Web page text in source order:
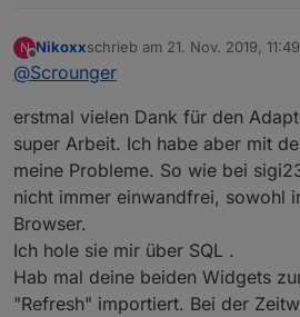
N
Offline
Nikoxxschrieb am 21. Nov. 2019, 11:49
zuletzt editiert von
@Scrounger
erstmal vielen Dank für den
super Arbeit. Ich habe aber mit
meine Probleme. So wie bei
nicht immer einwandfrei, sowohl
Browser.
Ich hole sie mir über SQL .
Hab mal deine beiden Widgets
"Refresh" importiert. Bei der